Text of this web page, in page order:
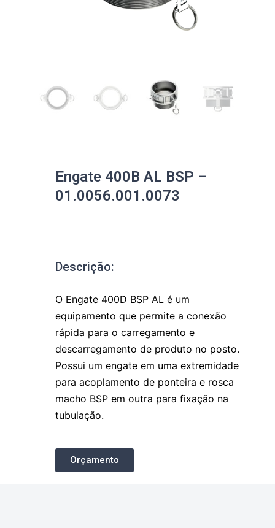
Engate 400B AL BSP –
01.0056.001.0073
Descrição:
O Engate 400D BSP AL é um
equipamento que permite a conexão
rápida para o carregamento e
descarregamento de produto no posto.
Possui um engate em uma extremidade
para acoplamento de ponteira e rosca
macho BSP em outra para fixação na
tubulação.
Orçamento